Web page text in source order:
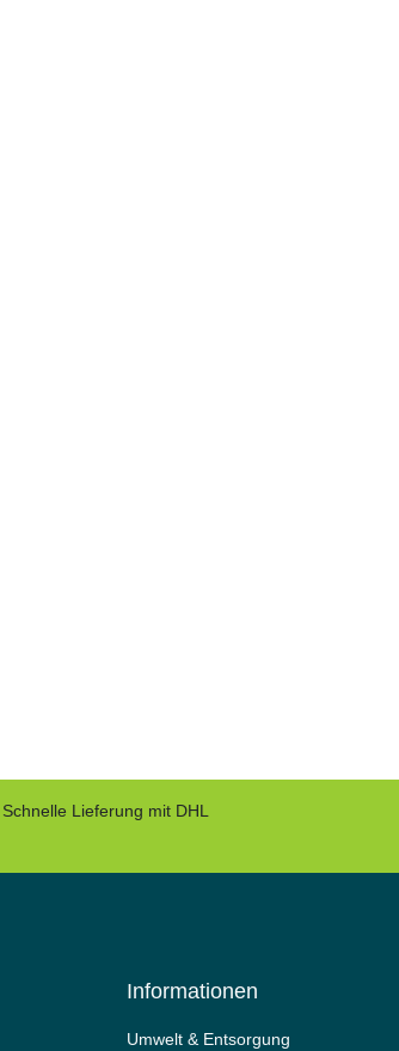
Schnelle Lieferung mit DHL
Informationen
Umwelt & Entsorgung